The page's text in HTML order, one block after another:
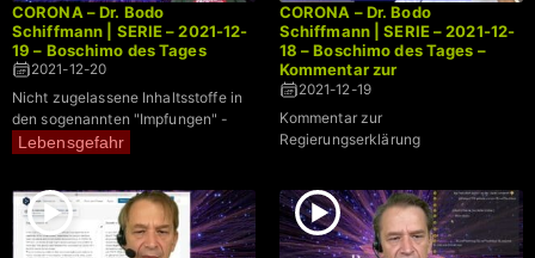
CORONA – Dr. Bodo
Schiffmann | SERIE – 2021-12-
19 – Boschimo des Tages
2021-12-20
Nicht zugelassene Inhaltsstoffe in
den sogenannten "Impfungen" -
Lebensgefahr
CORONA – Dr. Bodo
Schiffmann | SERIE – 2021-12-
18 – Boschimo des Tages –
Kommentar zur
Regierungserklärung
2021-12-19
Kommentar zur
Regierungserklärung